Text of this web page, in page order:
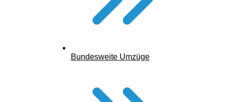
Bundesweite Umzüge